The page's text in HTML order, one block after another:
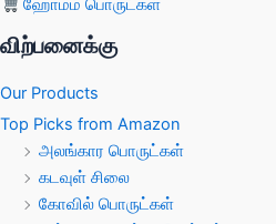
ஹோமம் பொருட்கள்
விற்பனைக்கு
Our Products
Top Picks from Amazon
அலங்கார பொருட்கள்
கடவுள் சிலை
கோவில் பொருட்கள்